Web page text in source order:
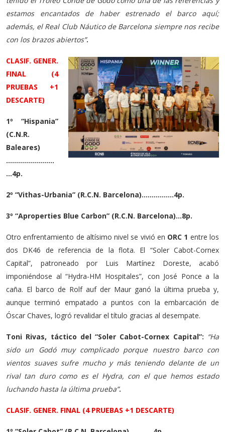
estamos encantados de haber estrenado el barco aquí;
además, el Real Club Náutico de Barcelona siempre nos recibe
con los brazos abiertos”.
CLASIF. GENER.
FINAL (4
PRUEBAS +1
DESCARTE)
1º “Hispania”
(C.N.R.
Baleares)
……………………
…4p.
2º “Vithas-Urbania” (R.C.N. Barcelona)…………….4p.
3º “Aproperties Blue Carbon” (R.C.N. Barcelona)…8p.
Otro enfrentamiento de altísimo nivel se vivió en ORC 1 entre los
dos DK46 de referencia de la flota. El “Soler Cabot-Cornex
Capital”, patroneado por Luis Martínez Doreste, acabó
imponiéndose al “Hydra-HM Hospitales”, con José Ponce a la
caña. El barco de Rolf auf der Maur ganó la última prueba y,
aunque terminó empatado a puntos con la embarcación de
Óscar Chaves, logró revalidar el título gracias al desempate.
Toni Rivas, táctico del “Soler Cabot-Cornex Capital”: “Ha
sido un Godó muy complicado porque nuestro barco con
vientos suaves sufre mucho y más teniendo delante de un
rival tan duro como es el Hydra, con el que hemos estado
luchando hasta la última prueba”.
CLASIF. GENER. FINAL (4 PRUEBAS +1 DESCARTE)